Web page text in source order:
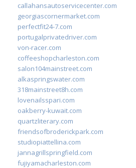
callahansautoservicecenter.com
georgiascornermarket.com
perfectfit24-7.com
portugalprivatedriver.com
von-racer.com
coffeeshopcharleston.com
salon104mainstreet.com
alkaspringswater.com
318mainstreet8h.com
lovenailsspari.com
oakberry-kuwait.com
quartzliterary.com
friendsofbroderickpark.com
studiopiattellina.com
jannagrillspringfield.com
fujiyamacharleston.com